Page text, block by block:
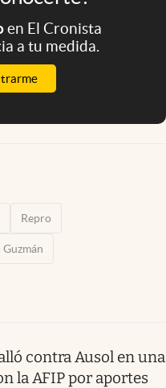
en El Cronista
a tu medida.
Repro
contra Ausol en una
la AFIP por aportes